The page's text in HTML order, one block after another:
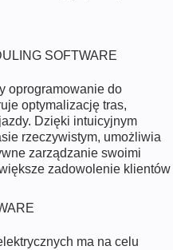
SOFTWARE
oprogramowanie do
optymalizację tras,
Dzięki intuicyjnym
rzeczywistym, umożliwia
zarządzanie swoimi
zadowolenie klientów
ma na celu